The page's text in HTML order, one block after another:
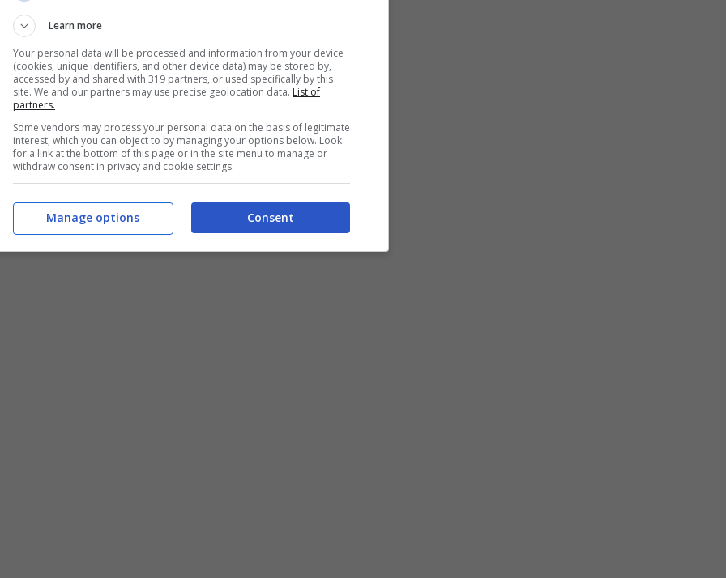
perfetto’, quasi finto dopo i restauri,
sentirne davvero l’atmosfera. Il segreto?
rischia di sembrare un set
tra primavera e autunno, il borgo si
dedicati alla meditazione, ai suoni tibetanio
angolo d’Oriente in Emilia.
Learn more
Your personal data will be processed and information from your device
(cookies, unique identifiers, and other device data) may be stored by,
accessed by and shared with 319 partners, or used specifically by this
site. We and our partners may use precise geolocation data. List of
partners.
Some vendors may process your personal data on the basis of legitimate
interest, which you can object to by managing your options below. Look
for a link at the bottom of this page or in the site menu to manage or
withdraw consent in privacy and cookie settings.
Consent
Manage options